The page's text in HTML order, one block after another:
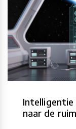
Intelligentie
naar de